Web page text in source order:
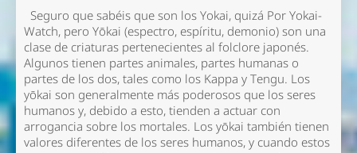
Seguro que sabéis que son los Yokai, quizá Por Yokai-
Watch, pero Yōkai (espectro, espíritu, demonio) son una
clase de criaturas pertenecientes al folclore japonés.
Algunos tienen partes animales, partes humanas o
partes de los dos, tales como los Kappa y Tengu. Los
yōkai son generalmente más poderosos que los seres
humanos y, debido a esto, tienden a actuar con
arrogancia sobre los mortales. Los yōkai también tienen
valores diferentes de los seres humanos, y cuando estos